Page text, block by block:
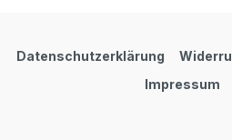
Datenschutzerklärung
Impressum